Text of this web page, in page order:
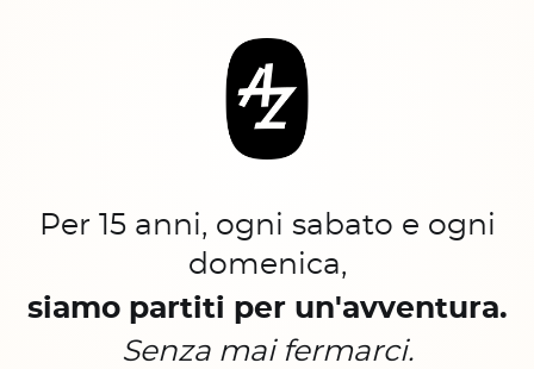
Per 15 anni, ogni sabato e ogni
domenica,
siamo partiti per un'avventura.
Senza mai fermarci.